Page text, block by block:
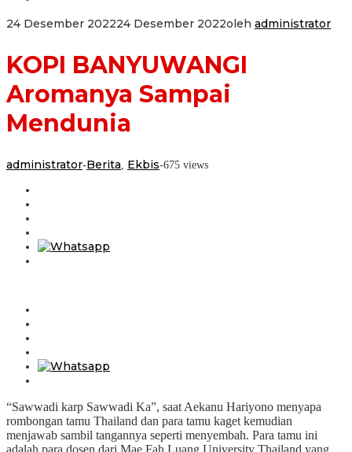
24 Desember 202224 Desember 2022oleh administrator
KOPI BANYUWANGI
Aromanya Sampai
Mendunia
administrator-Berita Ekbis-675 views
“Sawwadi karp Sawwadi Ka”, saat Aekanu Hariyono menyapa
rombongan tamu Thailand dan para tamu kaget kemudian
menjawab sambil tangannya seperti menyembah. Para tamu ini
adalah para dosen dari Mae Fah Luang University Thailand yang